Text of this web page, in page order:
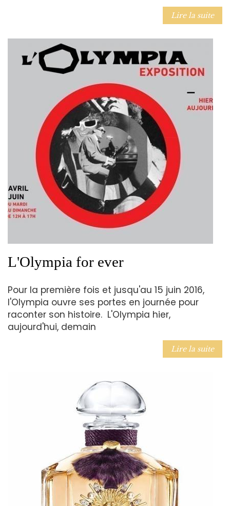
Lire la suite
L'Olympia for ever
Pour la première fois et jusqu'au 15 juin 2016,
l'Olympia ouvre ses portes en journée pour
raconter son histoire. L'Olympia hier,
aujourd'hui, demain
Lire la suite